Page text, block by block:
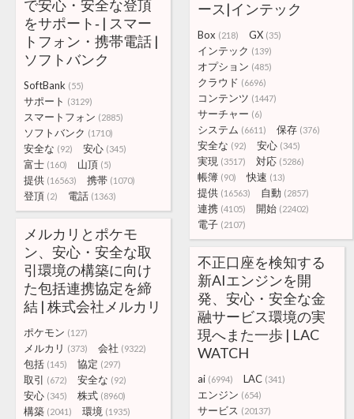
ース|インテック
Box (218) GX (35)
インテック (139)
オプション (485)
クラウド (6696)
コンテンツ (1447)
サーチャー (6)
システム (6611) 保存 (376)
安全な (92) 安心 (345)
実現 (3517) 対応 (5286)
帳簿 (90) 快速 (13)
提供 (16563) 自動 (2857)
連携 (4105) 開始 (22402)
電子 (2107)
で安心・安全な登頂
をサポート‐ | スマー
トフォン・携帯電話 |
ソフトバンク
SoftBank (55)
サポート (3129)
スマートフォン (2885)
ソフトバンク (1710)
安全な (92) 安心 (345)
富士 (160) 山頂 (5)
提供 (16563) 携帯 (1070)
登頂 (2) 電話 (1363)
メルカリとポケモ
ン、安心・安全な取
引環境の構築に向け
た包括連携協定を締
結 | 株式会社メルカリ
ポケモン (127)
メルカリ (373) 会社 (9322)
包括 (145) 協定 (297)
取引 (672) 安全な (92)
安心 (345) 株式 (8960)
構築 (2041) 環境 (1935)
不正口座を検知する
新AIエンジンを開
発、安心・安全な金
融サービス環境の実
現へまた一歩 | LAC
WATCH
ai (6994) LAC (341)
エンジン (654)
サービス (20137)